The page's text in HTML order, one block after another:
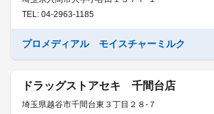
TEL: 04-2963-1185
プロメディアル モイスチャーミルク
ドラッグストアセキ 千間台店
埼玉県越谷市千間台東３丁目２８-７